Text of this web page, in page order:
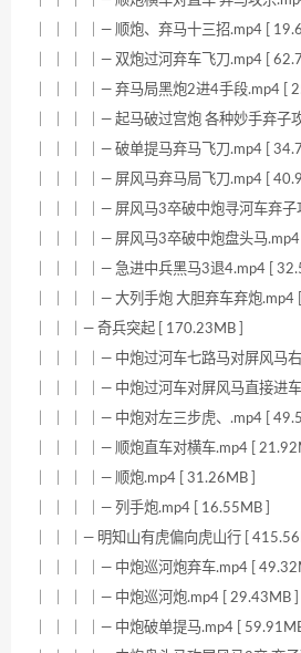
｜ ｜ ｜ ｜— 顺炮、弃马十三招.mp4 [
｜ ｜ ｜ ｜— 双炮过河弃车飞刀.mp4 [
｜ ｜ ｜ ｜— 弃马局黑炮2进4手段.mp4 [
｜ ｜ ｜ ｜— 起马破过宫炮 各种妙手弃子
｜ ｜ ｜ ｜— 破单提马弃马飞刀.mp4 [
｜ ｜ ｜ ｜— 屏风马弃马局飞刀.mp4 [
｜ ｜ ｜ ｜— 屏风马3卒破中炮寻河车弃子
｜ ｜ ｜ ｜— 屏风马3卒破中炮盘头马.mp4
｜ ｜ ｜ ｜— 急进中兵黑马3退4.mp4 [
｜ ｜ ｜ ｜— 大列手炮 大胆弃车弃炮.mp4
｜ ｜ ｜— 奇兵突起 [ 170.23MB ]
｜ ｜ ｜ ｜— 中炮过河车七路马对屏风马
｜ ｜ ｜ ｜— 中炮过河车对屏风马直接进
｜ ｜ ｜ ｜— 中炮对左三步虎、.mp4 [
｜ ｜ ｜ ｜— 顺炮直车对横车.mp4 [
｜ ｜ ｜ ｜— 顺炮.mp4 [ 31.26MB ]
｜ ｜ ｜ ｜— 列手炮.mp4 [ 16.55MB ]
｜ ｜ ｜— 明知山有虎偏向虎山行 [
｜ ｜ ｜ ｜— 中炮巡河炮弃车.mp4 [
｜ ｜ ｜ ｜— 中炮巡河炮.mp4 [ 29.43MB ]
｜ ｜ ｜ ｜— 中炮破单提马.mp4 [ 59.91MB